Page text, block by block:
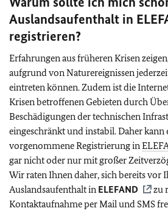
Auslandsaufenthalt in
registrieren?
Erfahrungen aus früheren Krisen
aufgrund von Naturereignissen
eintreten können. Zudem ist die
Krisen betroffenen Gebieten durch
Beschädigungen der technischen
eingeschränkt und instabil. Daher kann
vorgenommene Registrierung in
gar nicht oder nur mit großer
Wir raten Ihnen daher, sich bereits vor
Auslandsaufenthalt in ELEFAND
zu
Kontaktaufnahme per Mail und SMS